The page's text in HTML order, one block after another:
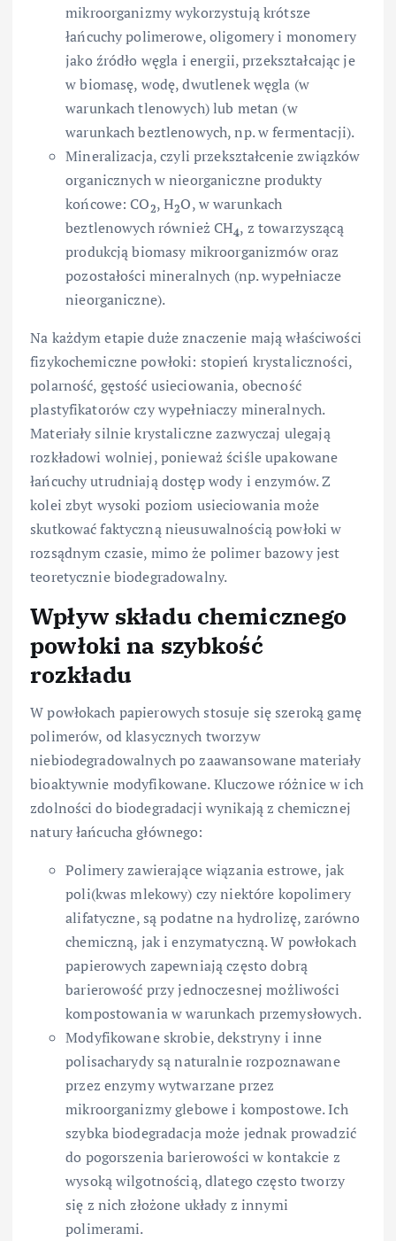
mikroorganizmy wykorzystują krótsze
łańcuchy polimerowe, oligomery i monomery
jako źródło węgla i energii, przekształcając je
w biomasę, wodę, dwutlenek węgla (w
warunkach tlenowych) lub metan (w
warunkach beztlenowych, np. w fermentacji).
Mineralizacja, czyli przekształcenie związków
organicznych w nieorganiczne produkty
końcowe: CO2, H2O, w warunkach
beztlenowych również CH4, z towarzyszącą
produkcją biomasy mikroorganizmów oraz
pozostałości mineralnych (np. wypełniacze
nieorganiczne).
Na każdym etapie duże znaczenie mają właściwości
fizykochemiczne powłoki: stopień krystaliczności,
polarność, gęstość usieciowania, obecność
plastyfikatorów czy wypełniaczy mineralnych.
Materiały silnie krystaliczne zazwyczaj ulegają
rozkładowi wolniej, ponieważ ściśle upakowane
łańcuchy utrudniają dostęp wody i enzymów. Z
kolei zbyt wysoki poziom usieciowania może
skutkować faktyczną nieusuwalnością powłoki w
rozsądnym czasie, mimo że polimer bazowy jest
teoretycznie biodegradowalny.
Wpływ składu chemicznego
powłoki na szybkość
rozkładu
W powłokach papierowych stosuje się szeroką gamę
polimerów, od klasycznych tworzyw
niebiodegradowalnych po zaawansowane materiały
bioaktywnie modyfikowane. Kluczowe różnice w ich
zdolności do biodegradacji wynikają z chemicznej
natury łańcucha głównego:
Polimery zawierające wiązania estrowe, jak
poli(kwas mlekowy) czy niektóre kopolimery
alifatyczne, są podatne na hydrolizę, zarówno
chemiczną, jak i enzymatyczną. W powłokach
papierowych zapewniają często dobrą
barierowość przy jednoczesnej możliwości
kompostowania w warunkach przemysłowych.
Modyfikowane skrobie, dekstryny i inne
polisacharydy są naturalnie rozpoznawane
przez enzymy wytwarzane przez
mikroorganizmy glebowe i kompostowe. Ich
szybka biodegradacja może jednak prowadzić
do pogorszenia barierowości w kontakcie z
wysoką wilgotnością, dlatego często tworzy
się z nich złożone układy z innymi
polimerami.